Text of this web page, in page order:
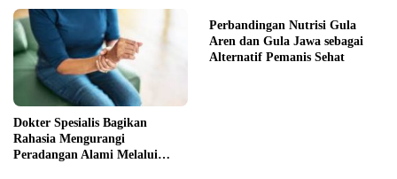
Dokter Spesialis Bagikan
Rahasia Mengurangi
Peradangan Alami Melalui
Perbandingan Nutrisi Gula
Aren dan Gula Jawa sebagai
Alternatif Pemanis Sehat